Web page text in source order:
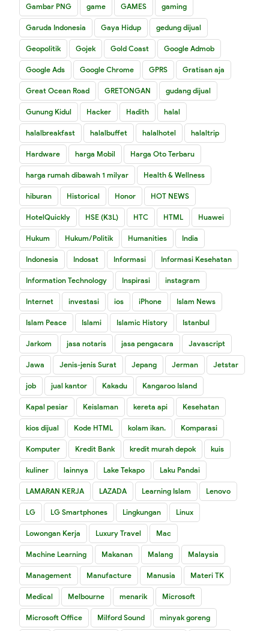
Gambar PNG game GAMES gaming
Garuda Indonesia Gaya Hidup gedung dijual
Geopolitik Gojek Gold Coast Google Admob
Google Ads Google Chrome GPRS Gratisan aja
Great Ocean Road GRETONGAN gudang dijual
Gunung Kidul Hacker Hadith halal
halalbreakfast halalbuffet halalhotel halaltrip
Hardware harga Mobil Harga Oto Terbaru
harga rumah dibawah 1 milyar Health & Wellness
hiburan Historical Honor HOT NEWS
HotelQuickly HSE (K3L) HTC HTML Huawei
Hukum Hukum/Politik Humanities India
Indonesia Indosat Informasi Informasi Kesehatan
Information Technology Inspirasi instagram
Internet investasi ios iPhone Islam News
Islam Peace Islami Islamic History Istanbul
Jarkom jasa notaris jasa pengacara Javascript
Jawa Jenis-jenis Surat Jepang Jerman Jetstar
job jual kantor Kakadu Kangaroo Island
Kapal pesiar Keislaman kereta api Kesehatan
kios dijual Kode HTML kolam ikan. Komparasi
Komputer Kredit Bank kredit murah depok kuis
kuliner lainnya Lake Tekapo Laku Pandai
LAMARAN KERJA LAZADA Learning Islam Lenovo
LG LG Smartphones Lingkungan Linux
Lowongan Kerja Luxury Travel Mac
Machine Learning Makanan Malang Malaysia
Management Manufacture Manusia Materi TK
Medical Melbourne menarik Microsoft
Microsoft Office Milford Sound minyak goreng